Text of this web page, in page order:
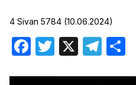
4 Sivan 5784 (10.06.2024)
Facebook
Twitter Telegram